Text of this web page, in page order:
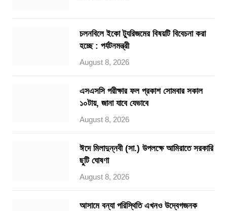
চলনবিলে ইকো ট্যুরিজমের বিষয়টি বিবেচনা করা
হচ্ছে : পর্যটনমন্ত্রী
August 8, 2026
এসএসসি পরীক্ষার ফল প্রকাশ সোমবার সকাল
১০টায়, জানা যাবে যেভাবে
August 8, 2026
ঈদে মিলাদুন্নবী (সা.) উপলক্ষে আমিরাতে সরকারি
ছুটি ঘোষণা
August 8, 2026
আসামে বন্যা পরিস্থিতি এখনও উদ্বেগজনক